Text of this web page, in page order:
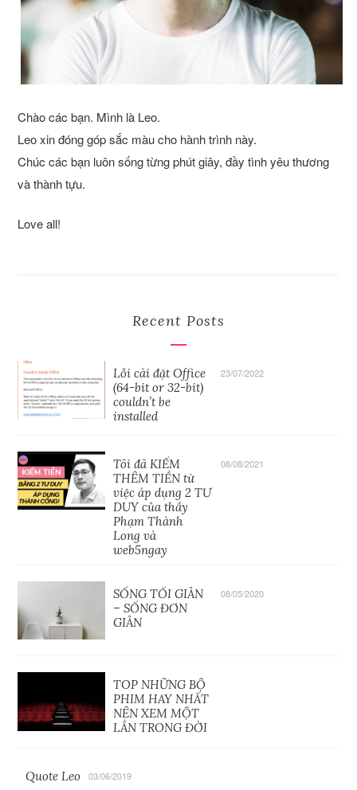
Chào các bạn. Mình là Leo.
Leo xin đóng góp sắc màu cho hành trình này.
Chúc các bạn luôn sống từng phút giây, đầy tình yêu thương
và thành tựu.
Love all!
Recent Posts
Lỗi cài đặt Office
(64-bit or 32-bit)
couldn’t be
installed
23/07/2022
Tôi đã KIẾM
THÊM TIỀN từ
việc áp dụng 2 TƯ
DUY của thầy
Phạm Thành
Long và
web5ngay
08/08/2021
SỐNG TỐI GIẢN
– SỐNG ĐƠN
GIẢN
08/05/2020
TOP NHỮNG BỘ
PHIM HAY NHẤT
NÊN XEM MỘT
LẦN TRONG ĐỜI
Quote Leo 03/06/2019